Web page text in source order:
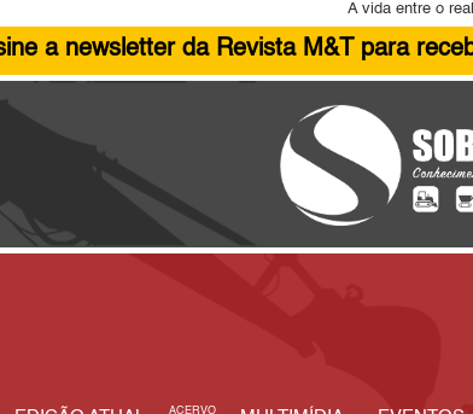
A vida entre o real
a newsletter da Revista M&T para
ACERVO